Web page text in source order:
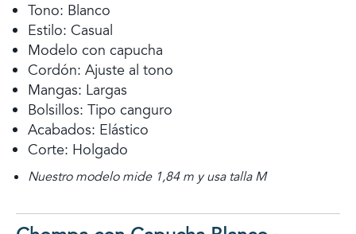
Tono: Blanco
Estilo: Casual
Modelo con capucha
Cordón: Ajuste al tono
Mangas: Largas
Bolsillos: Tipo canguro
Acabados: Elástico
Corte: Holgado
Nuestro modelo mide 1,84 m y usa talla M